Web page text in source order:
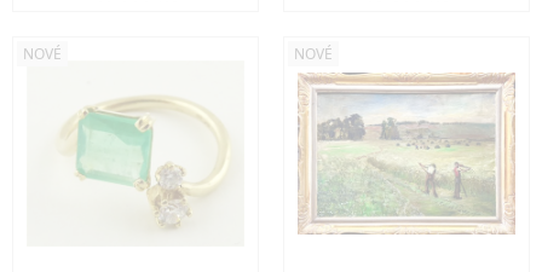
NOVÉ NOVÉ